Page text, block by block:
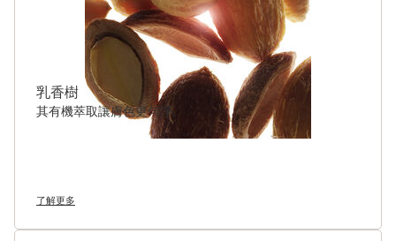
乳香樹
其有機萃取讓膚色更勻淨。
了解更多